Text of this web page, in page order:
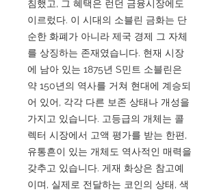
침했고, 그 혜택은 런던 금융시장에도
이르렀다. 이 시대의 소블린 금화는 단
순한 화폐가 아니라 제국 경제 그 자체
를 상징하는 존재였습니다. 현재 시장
에 남아 있는 1875년 S민트 소블린은
약 150년의 역사를 거쳐 현대에 계승되
어 있어, 각각 다른 보존 상태나 개성을
가지고 있습니다. 고등급의 개체는 콜
렉터 시장에서 고액 평가를 받는 한편,
유통흔이 있는 개체도 역사적인 매력을
갖추고 있습니다. 게재 화상은 참고예
이며, 실제로 전달하는 코인의 상태, 색